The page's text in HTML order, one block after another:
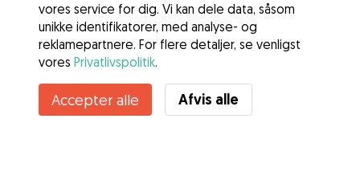
vores service for dig. Vi kan dele data, såsom
unikke identifikatorer, med analyse- og
reklamepartnere. For flere detaljer, se venligst
vores Privatlivspolitik.
Accepter alle Afvis alle